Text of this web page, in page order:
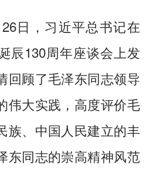
日，习近平总书记在
辰130周年座谈会上发
回顾了毛泽东同志领导
伟大实践，高度评价毛
族、中国人民建立的丰
东同志的崇高精神风范